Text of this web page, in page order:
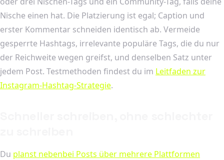
Nische einen hat. Die Platzierung ist egal; Caption und
erster Kommentar schneiden identisch ab. Vermeide
gesperrte Hashtags, irrelevante populäre Tags, die du nur
der Reichweite wegen greifst, und denselben Satz unter
jedem Post. Testmethoden findest du im Leitfaden zur
Instagram-Hashtag-Strategie.
Du planst nebenbei Posts über mehrere Plattformen